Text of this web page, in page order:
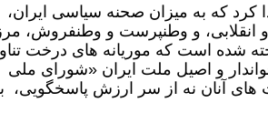
کرد که به میزان صحنه سیاسی ایران،
و وطنپرست و وطنفروش،
شده است که موریانه های درخت
و اصیل ملت ایران «شورای ملی
های آنان نه از سر ارزش پاسخگویی،